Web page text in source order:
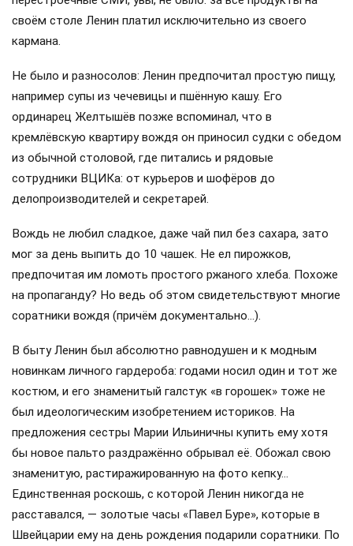
своём столе Ленин платил исключительно из своего
кармана.
Не было и разносолов: Ленин предпочитал простую пищу,
например супы из чечевицы и пшённую кашу. Его
ординарец Желтышёв позже вспоминал, что в
кремлёвскую квартиру вождя он приносил судки с обедом
из обычной столовой, где питались и рядовые
сотрудники ВЦИКа: от курьеров и шофёров до
делопроизводителей и секретарей.
Вождь не любил сладкое, даже чай пил без сахара, зато
мог за день выпить до 10 чашек. Не ел пирожков,
предпочитая им ломоть простого ржаного хлеба. Похоже
на пропаганду? Но ведь об этом свидетельствуют многие
соратники вождя (причём документально…).
В быту Ленин был абсолютно равнодушен и к модным
новинкам личного гардероба: годами носил один и тот же
костюм, и его знаменитый галстук «в горошек» тоже не
был идеологическим изобретением историков. На
предложения сестры Марии Ильиничны купить ему хотя
бы новое пальто раздражённо обрывал её. Обожал свою
знаменитую, растиражированную на фото кепку…
Единственная роскошь, с которой Ленин никогда не
расставался, — золотые часы «Павел Буре», которые в
Швейцарии ему на день рождения подарили соратники. По